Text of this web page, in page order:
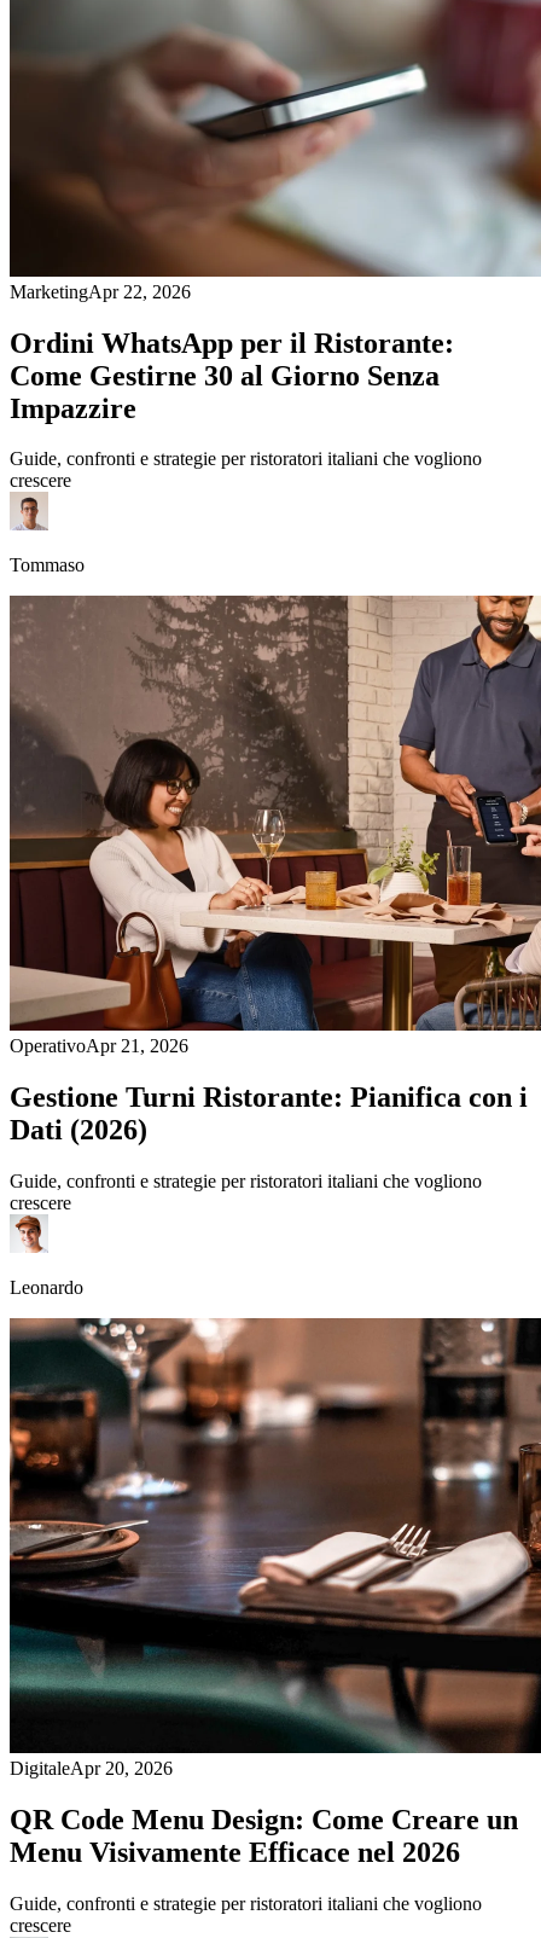
MarketingApr 22, 2026
Ordini WhatsApp per il Ristorante:
Come Gestirne 30 al Giorno Senza
Impazzire
Guide, confronti e strategie per ristoratori italiani che vogliono
crescere
Tommaso
OperativoApr 21, 2026
Gestione Turni Ristorante: Pianifica con i
Dati (2026)
Guide, confronti e strategie per ristoratori italiani che vogliono
crescere
Leonardo
DigitaleApr 20, 2026
QR Code Menu Design: Come Creare un
Menu Visivamente Efficace nel 2026
Guide, confronti e strategie per ristoratori italiani che vogliono
crescere